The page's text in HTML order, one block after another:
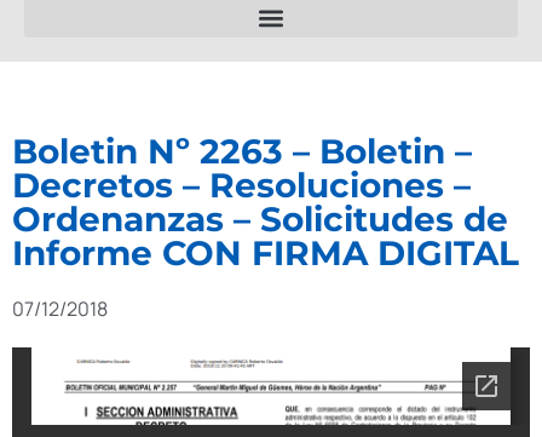
Boletin Nº 2263 – Boletin –
Decretos – Resoluciones –
Ordenanzas – Solicitudes de
Informe CON FIRMA DIGITAL
07/12/2018